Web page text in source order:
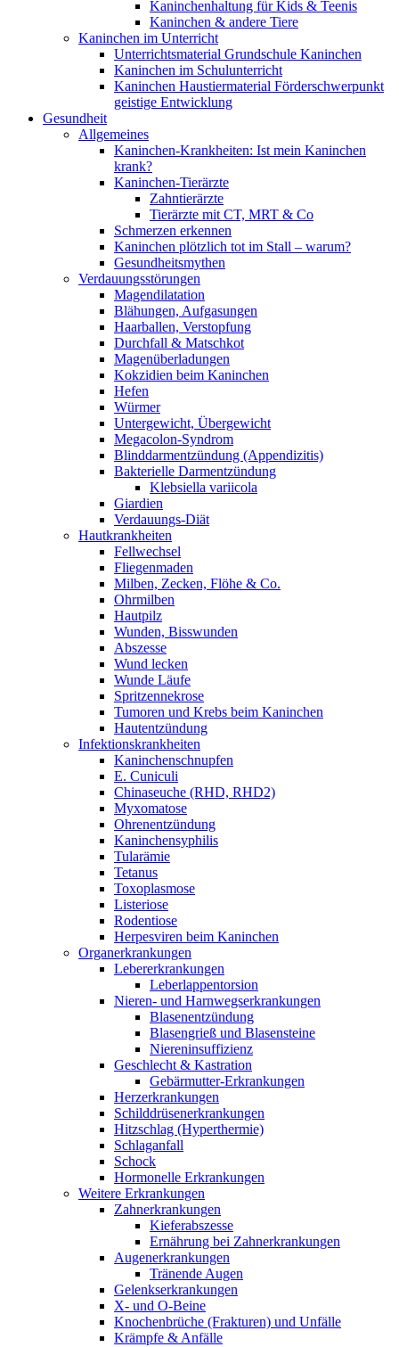
Kaninchenhaltung für Kids & Teenis
Kaninchen & andere Tiere
Kaninchen im Unterricht
Unterrichtsmaterial Grundschule Kaninchen
Kaninchen im Schulunterricht
Kaninchen Haustiermaterial Förderschwerpunkt
geistige Entwicklung
Gesundheit
Allgemeines
Kaninchen-Krankheiten: Ist mein Kaninchen
krank?
Kaninchen-Tierärzte
Zahntierärzte
Tierärzte mit CT, MRT & Co
Schmerzen erkennen
Kaninchen plötzlich tot im Stall – warum?
Gesundheitsmythen
Verdauungsstörungen
Magendilatation
Blähungen, Aufgasungen
Haarballen, Verstopfung
Durchfall & Matschkot
Magenüberladungen
Kokzidien beim Kaninchen
Hefen
Würmer
Untergewicht, Übergewicht
Megacolon-Syndrom
Blinddarmentzündung (Appendizitis)
Bakterielle Darmentzündung
Klebsiella variicola
Giardien
Verdauungs-Diät
Hautkrankheiten
Fellwechsel
Fliegenmaden
Milben, Zecken, Flöhe & Co.
Ohrmilben
Hautpilz
Wunden, Bisswunden
Abszesse
Wund lecken
Wunde Läufe
Spritzennekrose
Tumoren und Krebs beim Kaninchen
Hautentzündung
Infektionskrankheiten
Kaninchenschnupfen
E. Cuniculi
Chinaseuche (RHD, RHD2)
Myxomatose
Ohrenentzündung
Kaninchensyphilis
Tularämie
Tetanus
Toxoplasmose
Listeriose
Rodentiose
Herpesviren beim Kaninchen
Organerkrankungen
Lebererkrankungen
Leberlappentorsion
Nieren- und Harnwegserkrankungen
Blasenentzündung
Blasengrieß und Blasensteine
Niereninsuffizienz
Geschlecht & Kastration
Gebärmutter-Erkrankungen
Herzerkrankungen
Schilddrüsenerkrankungen
Hitzschlag (Hyperthermie)
Schlaganfall
Schock
Hormonelle Erkrankungen
Weitere Erkrankungen
Zahnerkrankungen
Kieferabszesse
Ernährung bei Zahnerkrankungen
Augenerkrankungen
Tränende Augen
Gelenkserkrankungen
X- und O-Beine
Knochenbrüche (Frakturen) und Unfälle
Krämpfe & Anfälle